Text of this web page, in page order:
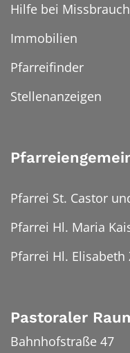
Hilfe bei Missbrauch
Immobilien
Pfarreifinder
Stellenanzeigen
Pfarrei St. Castor
Pfarrei Hl. Maria
Pfarrei Hl.
Pastoraler
Bahnhofstraße 47